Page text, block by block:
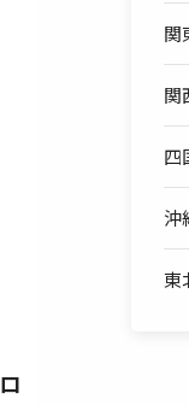
関
関
四
沖
東